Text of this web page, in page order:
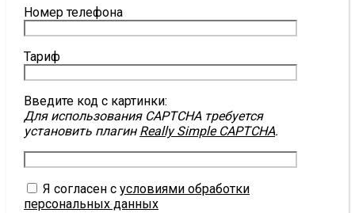
Номер телефона
Тариф
Введите код с картинки:
Для использования CAPTCHA требуется
установить плагин Really Simple CAPTCHA.
Я согласен с условиями обработки
персональных данных